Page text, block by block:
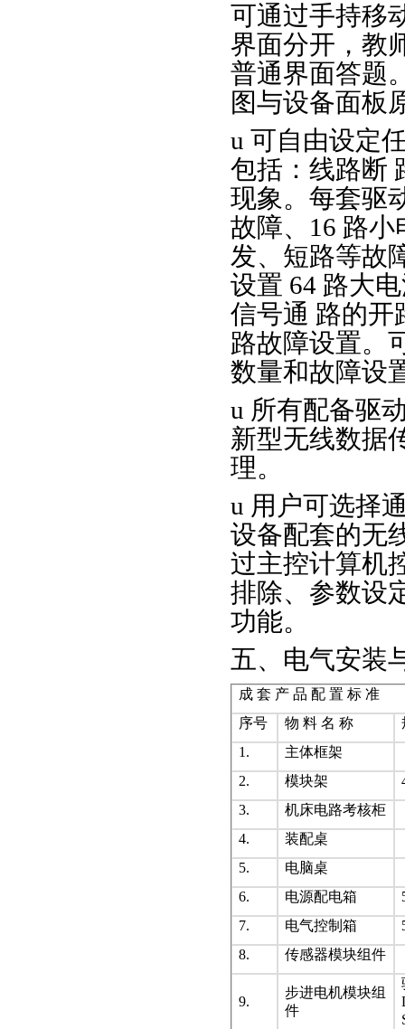
可通过手持移
界面分开，教
普通界面答题
图与设备面板
u 可自由设定
包括：线路断
现象。每套驱
故障、16 路
发、短路等故
设置 64 路大
信号通 路的开
路故障设置。
数量和故障设
u 所有配备驱
新型无线数据
理。
u 用户可选择
设备配套的无
过主控计算机
排除、参数设
功能。
五、电气安装
成 套 产 品 配 置 标 准
序号
物 料 名 称
1.
主体框架
2.
模块架
3.
机床电路考核柜
4.
装配桌
5.
电脑桌
6.
电源配电箱
7.
电气控制箱
8.
传感器模块组件
9.
步进电机模块组
件